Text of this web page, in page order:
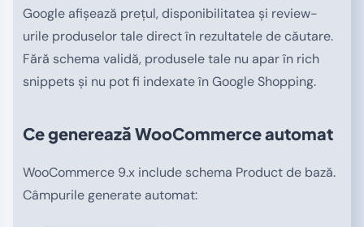
Google afișează prețul, disponibilitatea și review-
urile produselor tale direct în rezultatele de căutare.
Fără schema validă, produsele tale nu apar în rich
snippets și nu pot fi indexate în Google Shopping.
Ce generează WooCommerce automat
WooCommerce 9.x include schema Product de bază.
Câmpurile generate automat: